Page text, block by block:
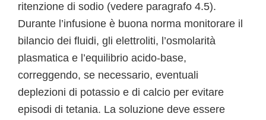
ritenzione di sodio (vedere paragrafo 4.5).
Durante l’infusione è buona norma monitorare il
bilancio dei fluidi, gli elettroliti, l’osmolarità
plasmatica e l’equilibrio acido-base,
correggendo, se necessario, eventuali
deplezioni di potassio e di calcio per evitare
episodi di tetania. La soluzione deve essere